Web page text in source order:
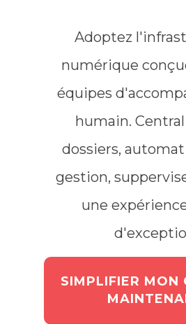
Adoptez
numérique
équipes
humain.
dossiers,
gestion,
une
SIMPLIFIER MON